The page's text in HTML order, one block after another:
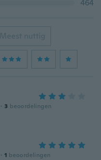
464
Meest nuttig
· 3 beoordelingen
· 1 beoordelingen